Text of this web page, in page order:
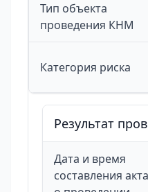
Тип объекта
проведения КНМ
Категория риска
Результат
Дата и время
составления акта